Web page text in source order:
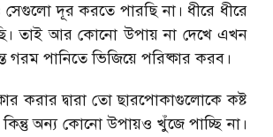
দূর করতে পারছি না। ধীরে ধীরে
তাই আর কোনো উপায় না দেখে এখন
পানিতে ভিজিয়ে পরিষ্কার করব।
করার দ্বারা তো ছারপোকাগুলোকে কষ্ট
অন্য কোনো উপায়ও খুঁজে পাচ্ছি না।